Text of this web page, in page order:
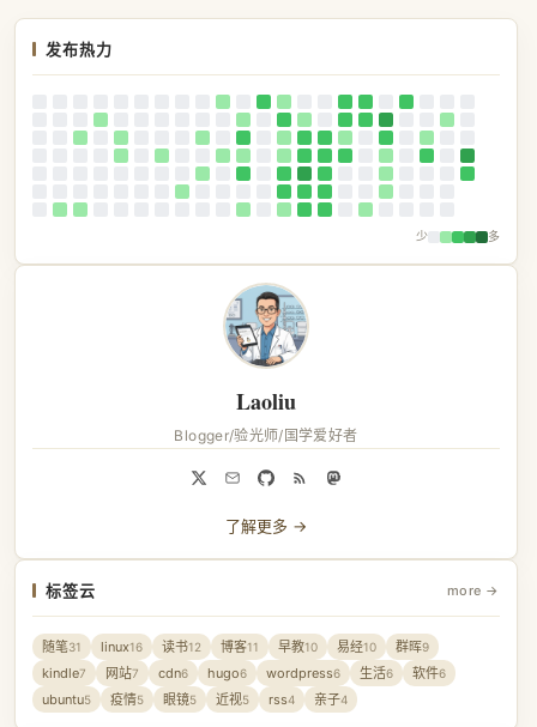
发布热力
少 多
Laoliu
Blogger/验光师/国学爱好者
了解更多 →
标签云 more →
随笔31 linux16 读书12 博客11 早教10 易经10 群晖9
kindle7 网站7 cdn6 hugo6 wordpress6 生活6 软件6
ubuntu5 疫情5 眼镜5 近视5 rss4 亲子4